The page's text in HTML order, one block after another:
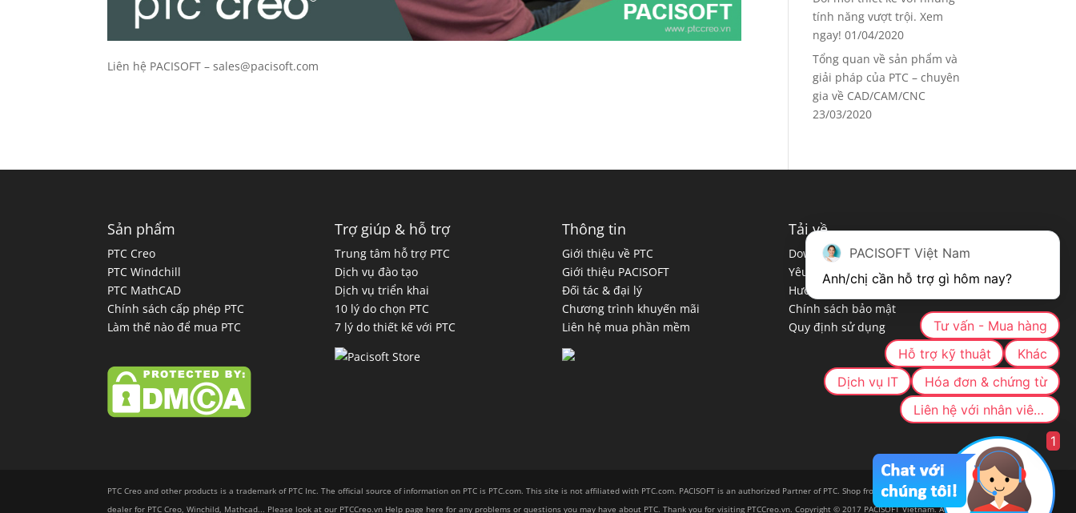
Liên hệ PACISOFT – sales@pacisoft.com
tính năng vượt trội. Xem
ngay! 01/04/2020
Tổng quan về sản phẩm và
giải pháp của PTC – chuyên
gia về CAD/CAM/CNC
23/03/2020
Sản phẩm
PTC Creo
PTC Windchill
PTC MathCAD
Chính sách cấp phép PTC
Làm thế nào để mua PTC
Trợ giúp & hỗ trợ
Trung tâm hỗ trợ PTC
Dịch vụ đào tạo
Dịch vụ triển khai
10 lý do chọn PTC
7 lý do thiết kế với PTC
Thông tin
Giới thiệu về PTC
Giới thiệu PACISOFT
Đối tác & đại lý
Chương trình khuyến mãi
Liên hệ mua phần mềm
Tải về
Download PTC
Yêu cầu hệ thống cài đặt
Hướng dẫn cài đặt & gỡ bỏ
Chính sách bảo mật
Quy định sử dụng
PTC Creo and other products is a trademark of PTC Inc. The official source of information on PTC is PTC.com. This site is not affiliated with PTC.com. PACISOFT is an authorized Partner of PTC. Shop from a trusted, authorized
dealer for PTC Creo, Winchild, Mathcad... Please look at our PTCCreo.vn Help page here for any problems or questions you may have about PTC. Thank you for visiting PTCCreo.vn. Copyright © 2017 PACISOFT Vietnam. All
PACISOFT Việt Nam
Anh/chị cần hỗ trợ gì hôm nay?
Tư vấn - Mua hàng
Hỗ trợ kỹ thuật
Khác
Dịch vụ IT
Hóa đơn & chứng từ
Liên hệ với nhân viên cụ thể
1